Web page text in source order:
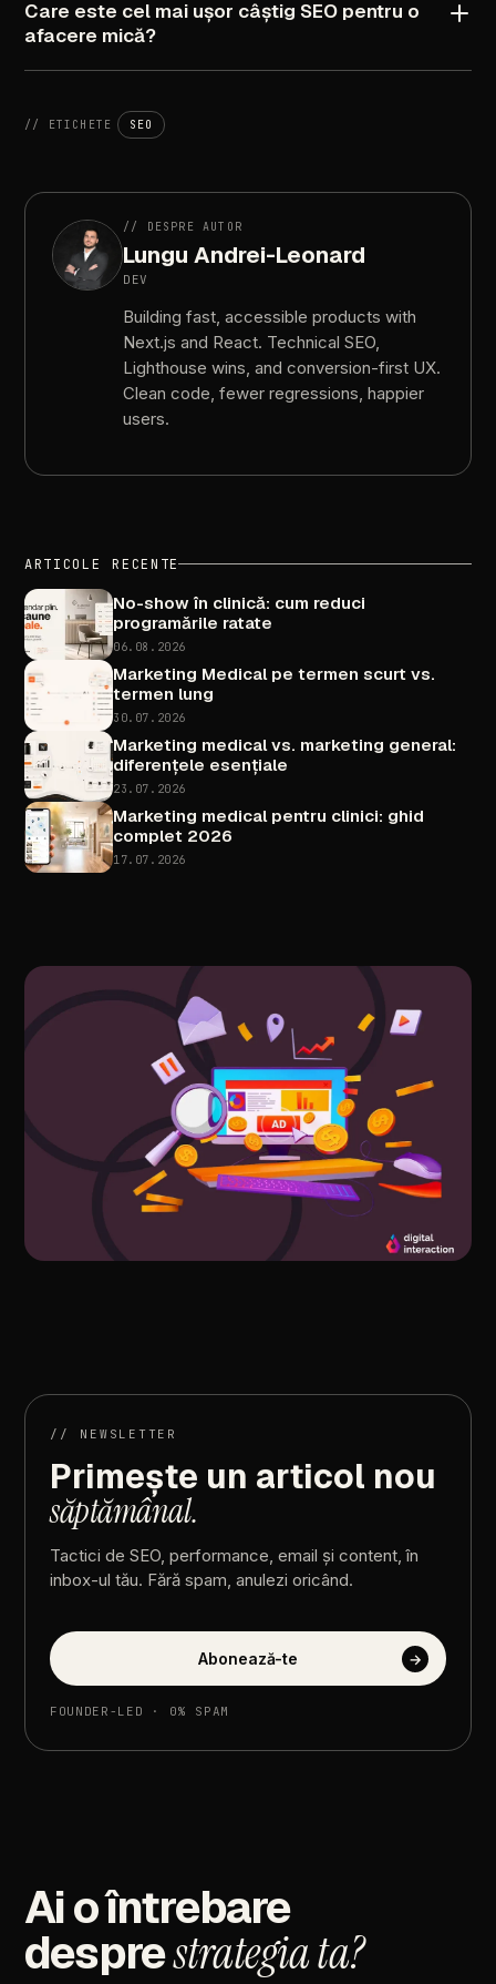
Care este cel mai ușor câștig SEO pentru o
afacere mică?
// ETICHETE SEO
// DESPRE AUTOR
Lungu Andrei-Leonard
DEV
Building fast, accessible products with
Next.js and React. Technical SEO,
Lighthouse wins, and conversion-first UX.
Clean code, fewer regressions, happier
users.
ARTICOLE RECENTE
No-show în clinică: cum reduci
programările ratate
06.08.2026
Marketing Medical pe termen scurt vs.
termen lung
30.07.2026
Marketing medical vs. marketing general:
diferențele esențiale
23.07.2026
Marketing medical pentru clinici: ghid
complet 2026
17.07.2026
// NEWSLETTER
Primește un articol nou
săptămânal.
Tactici de SEO, performance, email și content, în
inbox-ul tău. Fără spam, anulezi oricând.
Abonează-te →
FOUNDER-LED · 0% SPAM
Aioîntrebare
desprestrategiata?